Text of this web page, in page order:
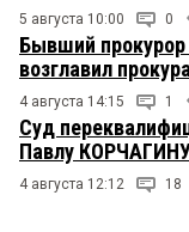
5 августа 10:00 0
Бывший прокурор
возглавил
4 августа 14:15 1
Суд
Павлу КОРЧАГИНУ
4 августа 12:12 18